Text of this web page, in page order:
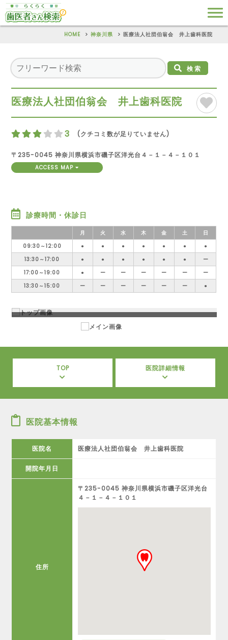
HOME 神奈川県 医療法人社団伯翁会 井上歯科医院
検索
医療法人社団伯翁会 井上歯科医院
3 (クチコミ数が足りていません)
〒235-0045 神奈川県横浜市磯子区洋光台４－１－４－１０１
ACCESS MAP
診療時間・休診日
月 火 水 木 金 土
日
09:30～12:00
● ● ● ● ● ●
●
13:30～17:00
● ● ● ● ● ●
ー
17:00～19:00
● ー ー ー ー ー
ー
13:30～15:00
ー ー ー ー ー ー ●
TOP 医院詳細情報
医院基本情報
医院名 医療法人社団伯翁会 井上歯科医院
開院年月日
住所
〒235-0045 神奈川県横浜市磯子区洋光台
４－１－４－１０１